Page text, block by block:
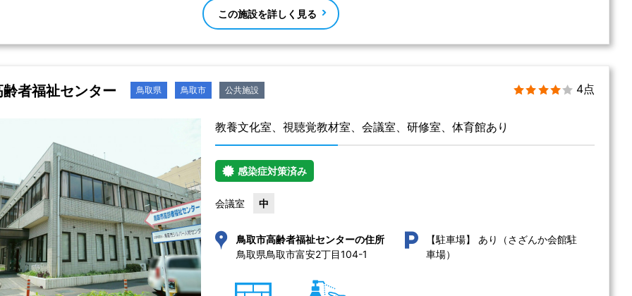
この施設を詳しく見る
者福祉センター 鳥取県 鳥取市 公共施設 4点
教養文化室、視聴覚教材室、会議室、研修室、体育館あり
感染症対策済み
会議室 中
鳥取市高齢者福祉センターの住所
鳥取県鳥取市富安2丁目104-1
【駐車場】
あり（さざんか会館駐
車場）